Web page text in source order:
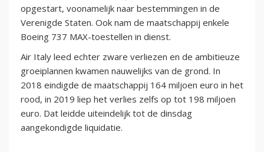
opgestart, voonamelijk naar bestemmingen in de
Verenigde Staten. Ook nam de maatschappij enkele
Boeing 737 MAX-toestellen in dienst.
Air Italy leed echter zware verliezen en de ambitieuze
groeiplannen kwamen nauwelijks van de grond. In
2018 eindigde de maatschappij 164 miljoen euro in het
rood, in 2019 liep het verlies zelfs op tot 198 miljoen
euro. Dat leidde uiteindelijk tot de dinsdag
aangekondigde liquidatie.